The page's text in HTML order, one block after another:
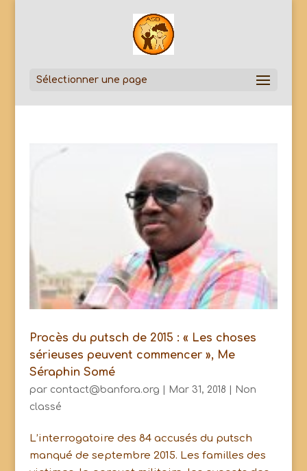
Sélectionner une page
Procès du putsch de 2015 : « Les choses
sérieuses peuvent commencer », Me
Séraphin Somé
par contact@banfora.org Mar 31, 2018
Non
classé
L’interrogatoire des 84 accusés du putsch
manqué de septembre 2015. Les familles des